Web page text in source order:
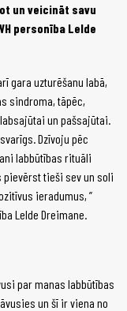
un veicināt savu
personība Lelde
gara uzturēšanu labā,
sindroma, tāpēc,
un pašsajūtai.
Dzīvoju pēc
labbūtības rituāli
tieši sev un soli
ieradumus, ”
Lelde Dreimane.
par manas labbūtības
un šī ir viena no